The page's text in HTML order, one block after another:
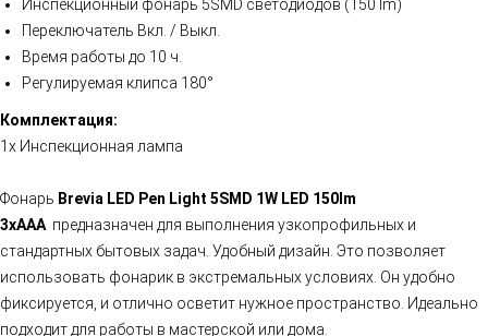
Инспекционный фонарь 5SMD светодиодов (150 lm)
Переключатель Вкл. / Выкл.
Время работы до 10 ч.
Регулируемая клипса 180°
Комплектация:
1x Инспекционная лампа
Фонарь Brevia LED Pen Light 5SMD 1W LED 150lm
3xAAA предназначен для выполнения узкопрофильных и
стандартных бытовых задач. Удобный дизайн. Это позволяет
использовать фонарик в экстремальных условиях. Он удобно
фиксируется, и отлично осветит нужное пространство. Идеально
подходит для работы в мастерской или дома.